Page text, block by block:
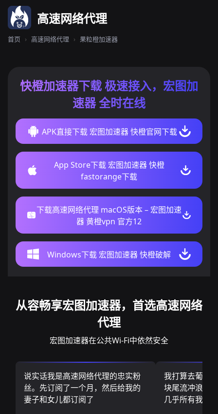
高速网络代理
首页 › 高速网络代理 › 果粒橙加速器
快橙加速器下载 极速接入，宏图加
速器 全时在线
APK直接下载 宏图加速器 快橙官网下载
App Store下载 宏图加速器 快橙
fastorange下载
下载高速网络代理 macOS版本 – 宏图加速
器 黄橙vpn 官方12
Windows下载 宏图加速器 快橙破解
从容畅享宏图加速器，首选高速网络
代理
宏图加速器在公共Wi-Fi中依然安全
说实话我是高速网络代理的忠实粉
丝。先订阅了一个月，然后给我的
妻子和女儿都订阅了
我打算去葡萄
块尾流冲浪板
几乎所有我需